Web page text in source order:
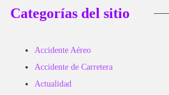
Categorías del sitio
Accidente Aéreo
Accidente de Carretera
Actualidad